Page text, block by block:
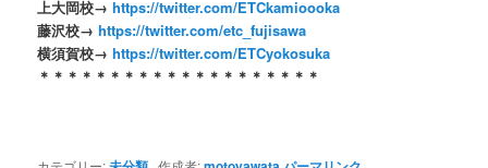
上大岡校→https://twitter.com/ETCkamioooka
藤沢校→https://twitter.com/etc_fujisawa
横須賀校→https://twitter.com/ETCyokosuka
＊＊＊＊＊＊＊＊＊＊＊＊＊＊＊＊＊＊＊＊